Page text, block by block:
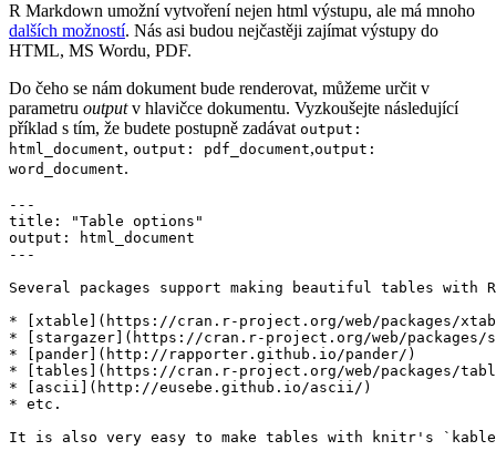
R Markdown umožní vytvoření nejen html výstupu, ale má mnoho
dalších možností. Nás asi budou nejčastěji zajímat výstupy do
HTML, MS Wordu, PDF.
Do čeho se nám dokument bude renderovat, můžeme určit v
parametru outputv hlavičce dokumentu. Vyzkoušejte následující
příklad s tím, že budete postupně zadávat output:
html_document, output: pdf_document,output:
word_document.
---
title: "Table options"
output: html_document
---
Several packages support making beautiful tables with
* [xtable](https://cran.r-project.org/web/packages/
* [stargazer](https://cran.r-project.org/web/packages/
* [pander](http://rapporter.github.io/pander/)
* [tables](https://cran.r-project.org/web/packages/
* [ascii](http://eusebe.github.io/ascii/)
* etc.
It is also very easy to make tables with knitr's